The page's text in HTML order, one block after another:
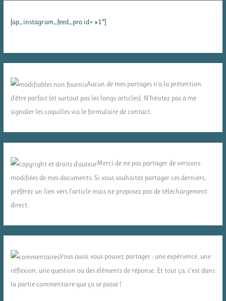
[ap_instagram_feed_pro id= »1″]
Aucun de mes partages n'a la prétention
d'être parfait (et surtout pas les longs articles). N'hésitez pas à me
signaler les coquilles via le formulaire de contact.
Merci de ne pas partager de versions
modifiées de mes documents. Si vous souhaitez partager ces derniers,
préférez un lien vers l'article mais ne proposez pas de téléchargement
direct.
Vous aussi vous pouvez partager : une expérience, une
réflexion, une question ou des éléments de réponse. Et tout ça, c'est dans
la partie commentaire que ça se passe !